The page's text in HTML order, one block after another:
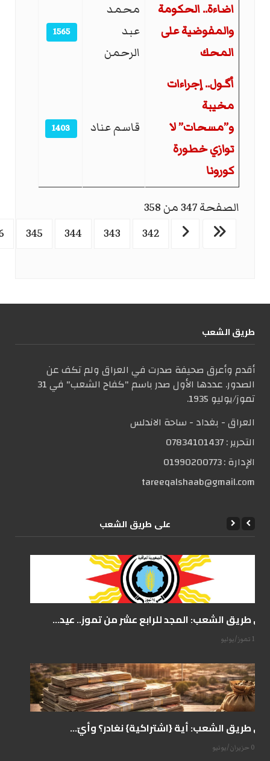
اضاءة.. الحكومة
والمفوضية على
المحك
محمد
عبد
الرحمن
1565
أگـول.. إجراءات
مخيبة
و”مسحات” لا
توازي خطورة
كورونا
قاسم عناد 1403
الصفحة 347 من 358
342
343
344
345
طریق الشعب
أقدم وأعرق صحيفة صدرت في العراق ولم تكف عن
الصدور. عددها الأول صدر باسم "كفاح الشعب" في 31
تموز/يوليو 1935.
العراق - بغداد - ساحة الاندلس
التحریر :07834101437
الإدارة :01990200773
tareeqalshaab@gmail.com
علی طریق الشعب
على طريق الشعب: المجد للرابع عشر من تموز.. عيد...
14 تموز/يوليو
على طريق الشعب: أية {اشتراكية} نغادر؟ وأيّ...
07 حزيران/يونيو